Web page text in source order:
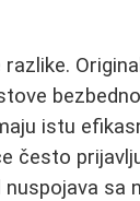
istu
često
sa